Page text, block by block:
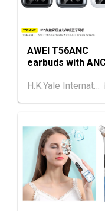
SEP
國際名表
1-5
香港
心)
SEP
香港國際
9-10
SEP
香港
一帶一路
AWEI T56ANC
earbuds with